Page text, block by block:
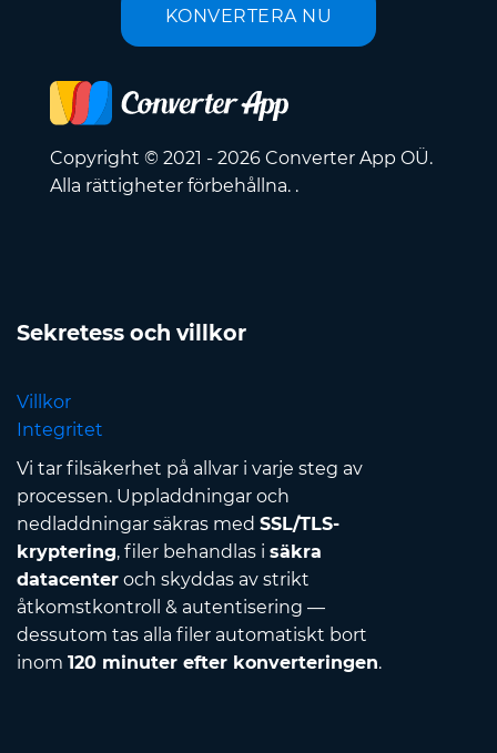
KONVERTERA NU
Copyright © 2021 - 2026 Converter App OÜ.
Alla rättigheter förbehållna. .
Sekretess och villkor
Villkor
Integritet
Vi tar filsäkerhet på allvar i varje steg av
processen. Uppladdningar och
nedladdningar säkras med SSL/TLS-
kryptering, filer behandlas i säkra
datacenter och skyddas av strikt
åtkomstkontroll & autentisering —
dessutom tas alla filer automatiskt bort
inom 120 minuter efter konverteringen.